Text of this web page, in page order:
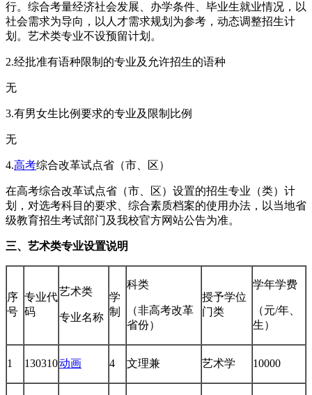
行。综合考量经济社会发展、办学条件、毕业生就业情况，以
社会需求为导向，以人才需求规划为参考，动态调整招生计
划。艺术类专业不设预留计划。
2.经批准有语种限制的专业及允许招生的语种
无
3.有男女生比例要求的专业及限制比例
无
4.高考综合改革试点省（市、区）
在高考综合改革试点省（市、区）设置的招生专业（类）计
划，对选考科目的要求、综合素质档案的使用办法，以当地省
级教育招生考试部门及我校官方网站公告为准。
三、艺术类专业设置说明
序
号
专业代
码
艺术类
专业名称
学
制
科类
（非高考改革
省份）
授予学位
门类
学年学费
（元/年、
生）
1 130310动画 4 文理兼 艺术学 10000